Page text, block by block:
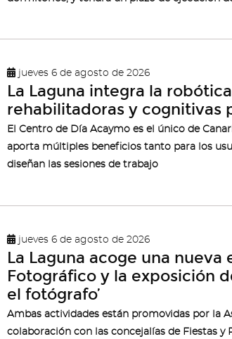
jueves 6 de agosto de 2026
La Laguna integra la
rehabilitadoras y cognitivas
El Centro de Día Acaymo es el único de
aporta múltiples beneficios tanto para los
diseñan las sesiones de trabajo
jueves 6 de agosto de 2026
La Laguna acoge una
Fotográfico y la exposición
el fotógrafo’
Ambas actividades están promovidas por la
colaboración con las concejalías de Fiestas